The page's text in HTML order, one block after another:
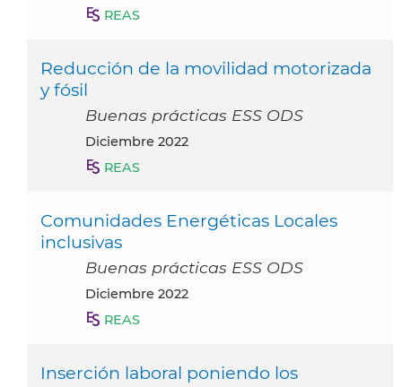
REAS
Reducción de la movilidad motorizada
y fósil
Buenas prácticas ESS ODS
diciembre 2022
REAS
Comunidades Energéticas Locales
inclusivas
Buenas prácticas ESS ODS
diciembre 2022
REAS
Inserción laboral poniendo los